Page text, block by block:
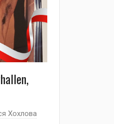
Хохлова